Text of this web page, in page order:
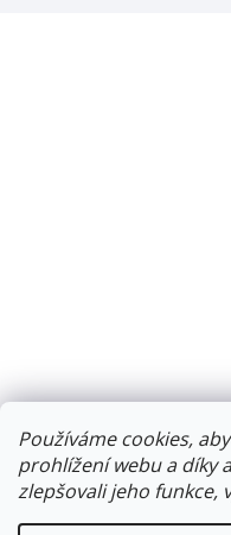
Používáme cookies,
prohlížení webu a díky
zlepšovali jeho funkce,